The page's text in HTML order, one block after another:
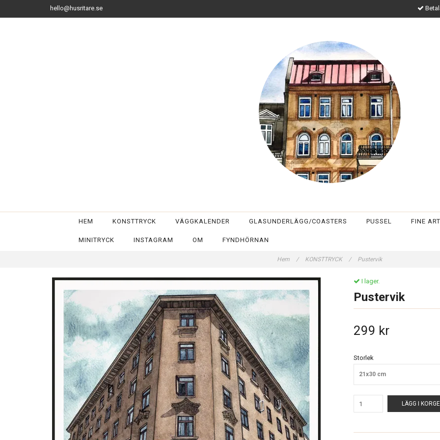
hello@husritare.se
HEM KONSTTRYCK VÄGGKALENDER GLASUNDERLÄGG/COASTERS PUSSEL FINE ART
MINITRYCK INSTAGRAM OM FYNDHÖRNAN
Hem / KONSTTRYCK / Pustervik
I lager.
Pustervik
299 kr
Storlek
21x30 cm
LÄGG I